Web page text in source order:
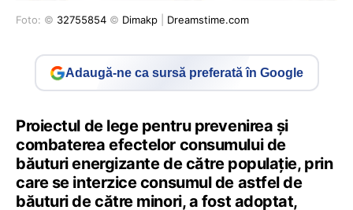
Foto: © 32755854 © Dimakp Dreamstime.com
Adaugă-ne ca sursă preferată în Google
Proiectul de lege pentru prevenirea şi
combaterea efectelor consumului de
băuturi energizante de către populaţie, prin
care se interzice consumul de astfel de
băuturi de către minori, a fost adoptat,